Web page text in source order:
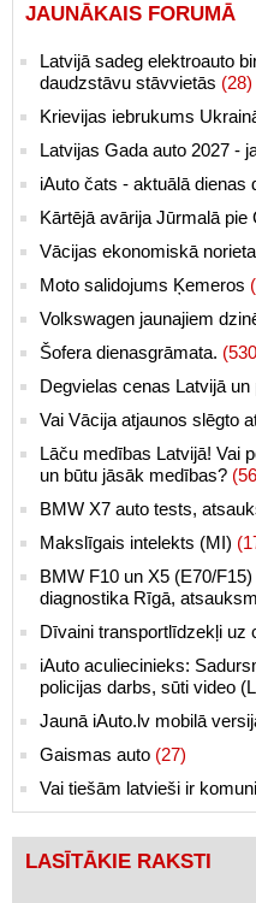
JAUNĀKAIS FORUMĀ
Latvijā sadeg elektroauto
daudzstāvu stāvvietās (28)
Krievijas iebrukums
Latvijas Gada auto 2027 -
iAuto čats - aktuālā dienas
Kārtējā avārija Jūrmalā pie
Vācijas ekonomiskā
Moto salidojums Ķemeros
Volkswagen jaunajiem
Šofera dienasgrāmata.
Degvielas cenas Latvijā un
Vai Vācija atjaunos slēgto
Lāču medības Latvijā! Vai
un būtu jāsāk medības?
BMW X7 auto tests,
Makslīgais intelekts (MI)
BMW F10 un X5 (E70/
diagnostika Rīgā,
Dīvaini transportlīdzekļi uz
iAuto aculiecinieks:
policijas darbs, sūti video
Jaunā iAuto.lv mobilā
Gaismas auto (27)
Vai tiešām latvieši ir
LASĪTĀKIE RAKSTI